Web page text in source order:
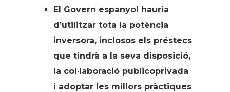
El Govern espanyol hauria
d’utilitzar tota la potència
inversora, inclosos els préstecs
que tindrà a la seva disposició,
la col·laboració publicoprivada
i adoptar les millors pràctiques